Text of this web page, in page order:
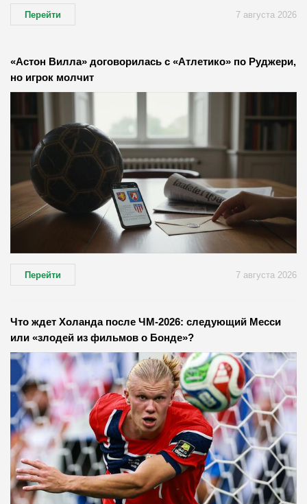
Перейти 7 августа 2026
«Астон Вилла» договорилась с «Атлетико» по Руджери,
но игрок молчит
Перейти 7 августа 2026
Что ждет Холанда после ЧМ-2026: следующий Месси
или «злодей из фильмов о Бонде»?